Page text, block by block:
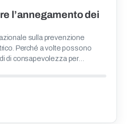
l’annegamento dei
sulla prevenzione
Perché a volte possono
di consapevolezza per